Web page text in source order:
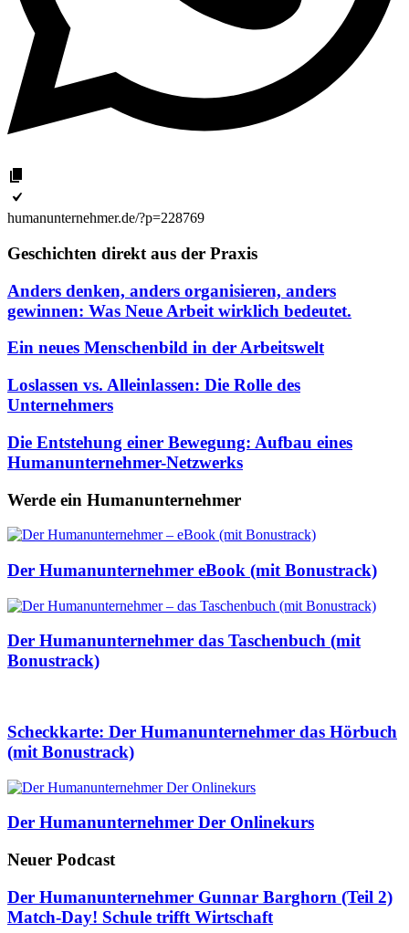
humanunternehmer.de/?p=228769
Geschichten direkt aus der Praxis
Anders denken, anders organisieren, anders
gewinnen: Was Neue Arbeit wirklich bedeutet.
Ein neues Menschenbild in der Arbeitswelt
Loslassen vs. Alleinlassen: Die Rolle des
Unternehmers
Die Entstehung einer Bewegung: Aufbau eines
Humanunternehmer-Netzwerks
Werde ein Humanunternehmer
Der Humanunternehmer eBook (mit Bonustrack)
Der Humanunternehmer das Taschenbuch (mit
Bonustrack)
Scheckkarte: Der Humanunternehmer das Hörbuch
(mit Bonustrack)
Der Humanunternehmer Der Onlinekurs
Neuer Podcast
Der Humanunternehmer Gunnar Barghorn (Teil 2)
Match-Day! Schule trifft Wirtschaft